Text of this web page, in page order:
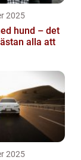
2025
hund – det
alla att
2025